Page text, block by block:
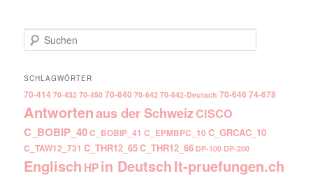
Suchen
SCHLAGWÖRTER
70-414 70-432 70-450 70-640 70-642 70-642-Deutsch 70-646 74-678
Antwortenaus der SchweizCISCO
C_BOBIP_40C_BOBIP_41 C_EPMBPC_10 C_GRCAC_10
C_TAW12_731 C_THR12_65C_THR12_66 DP-100 DP-200
Englisch HPin DeutschIt-pruefungen.ch